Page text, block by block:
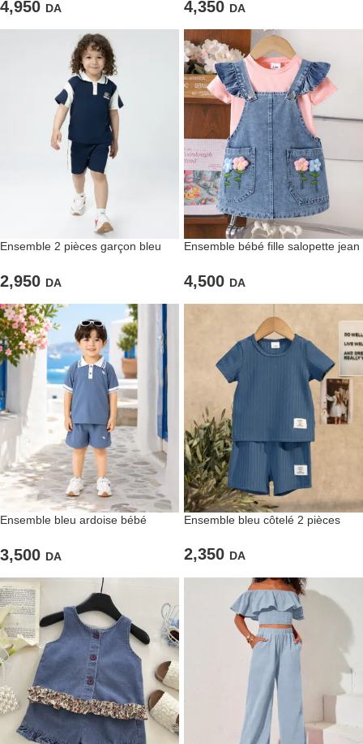
4,950 DA 4,350 DA
Ensemble 2 pièces garçon bleu
2,950 DA
Ensemble bébé fille salopette jean
4,500 DA
Ensemble bleu ardoise bébé
3,500 DA
Ensemble bleu côtelé 2 pièces
2,350 DA